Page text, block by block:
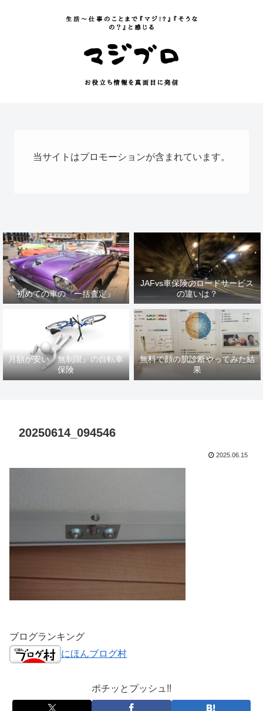
当サイトはプロモーションが含まれています。
初めての車の『一括査定』
JAFvs車保険のロードサービス
の違いは？
月額が安い『無制限』の自転車
保険
無料で顔の肌診断やってみた結
果
20250614_094546
2025.06.15
ブログランキング
にほんブログ村
ポチッとプッシュ!!